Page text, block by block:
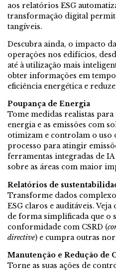
aos relatórios ESG
transformação digital
tangíveis.
Descubra ainda, o impacto
operações nos edifícios,
até à utilização mais
obter informações em
eficiência energética e
Poupança de Energia
Tome medidas realistas
energia e as emissões com
otimizam e controlam o uso
processo para atingir
ferramentas integradas de
sobre as áreas com maior
Relatórios de
Transforme dados
ESG claros e auditáveis.
de forma simplificada que o
conformidade com CSRD (
directive) e cumpra outras
Manutenção e Redução de
Torne as suas ações de